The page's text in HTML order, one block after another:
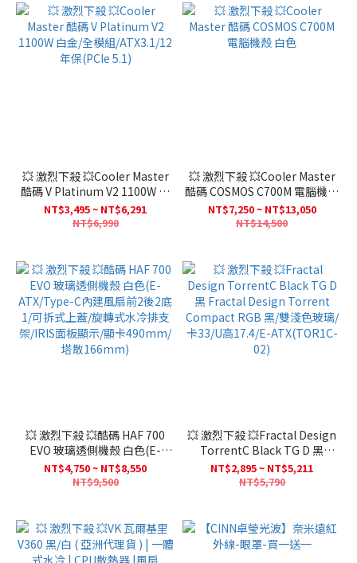
💥 激烈下殺 💥Cooler Master
酷碼 V Platinum V2 1100W 白
金/全模組/ATX3.1/12年保(PCIe
5.1)
NT$3,495 ~ NT$6,291
NT$6,990
💥 激烈下殺 💥Cooler Master
酷碼 COSMOS C700M 電腦機殼
白色
NT$7,250 ~ NT$13,050
NT$14,500
💥 激烈下殺 💥酷碼 HAF 700
EVO 玻璃透側機殼 白色(E-
ATX/Type-C內建風扇前2後2底
1/可拆式上蓋/旋轉式水冷排支
NT$4,750 ~ NT$8,550
NT$9,500
💥 激烈下殺 💥Fractal Design
TorrentC Black TG D 黑
Fractal Design Torrent
Compact RGB 黑/雙淺色玻璃/
NT$2,895 ~ NT$5,211
NT$5,790